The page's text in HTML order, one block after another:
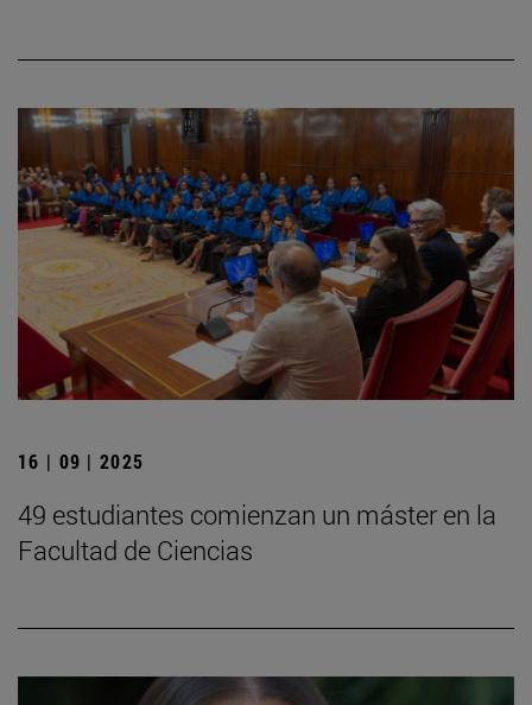
16 | 09 | 2025
49 estudiantes comienzan un máster en la
Facultad de Ciencias